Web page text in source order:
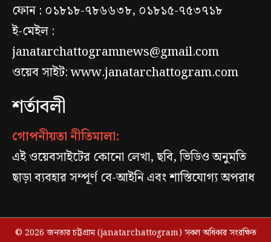
ফোন : ০১৮১৮-৭৮৬৬৩৮, ০১৮১৫-৭৫৩৭১৮
ই-মেইল :
janatarchattogramnews@gmail.com
ওয়েব সাইট: www.janatarchattogram.com
শর্তাবলী
গোপনীয়তা নীতিমালা:
এই ওয়েবসাইটের কোনো লেখা, ছবি, ভিডিও অনুমতি
ছাড়া ব্যবহার সম্পূর্ণ বে-আইনি এবং শাস্তিযোগ্য অপরাধ
© 2026 জনতার চট্টগ্রাম (janatarchattogram) সকল অধিকার সংরক্ষিত